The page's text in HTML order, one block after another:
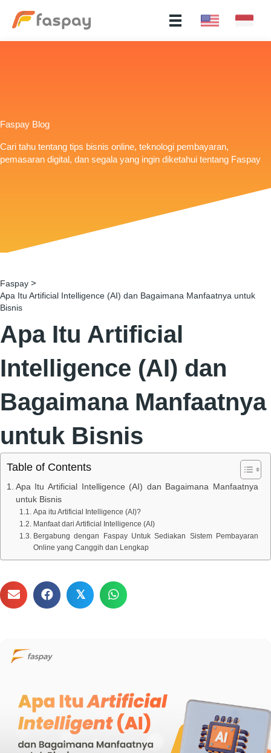
Faspay Blog
Cari tahu tentang tips bisnis online, teknologi pembayaran,
pemasaran digital, dan segala yang ingin diketahui tentang Faspay
Faspay >
Apa Itu Artificial Intelligence (AI) dan Bagaimana Manfaatnya untuk
Bisnis
Apa Itu Artificial
Intelligence (AI) dan
Bagaimana Manfaatnya
untuk Bisnis
Table of Contents
Apa Itu Artificial Intelligence (AI) dan Bagaimana Manfaatnya
untuk Bisnis
Apa itu Artificial Intelligence (AI)?
Manfaat dari Artificial Intelligence (AI)
Bergabung dengan Faspay Untuk Sediakan Sistem Pembayaran
Online yang Canggih dan Lengkap
𝕏